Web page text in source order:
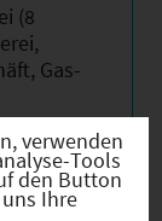
(8
Gas-
verwenden
Tools
den Button
Ihre